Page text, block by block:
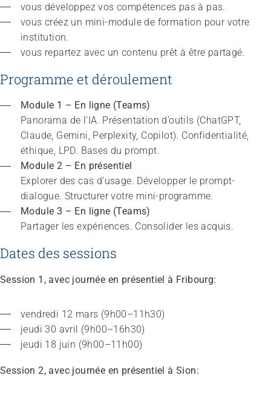
Sans limites!? – Questionner, repousser et dépasser
26.08.2026 Interlaken
vous développez vos compétences pas à pas.
vous créez un mini-module de formation pour votre
institution.
vous repartez avec un contenu prêt à être partagé.
Programme et déroulement
Module 1 – En ligne (Teams)
Panorama de l’IA. Présentation d’outils (ChatGPT,
Claude, Gemini, Perplexity, Copilot). Confidentialité,
éthique, LPD. Bases du prompt.
Module 2 – En présentiel
Explorer des cas d’usage. Développer le prompt-
dialogue. Structurer votre mini-programme.
Module 3 – En ligne (Teams)
Partager les expériences. Consolider les acquis.
Dates des sessions
Session 1, avec journée en présentiel à Fribourg:
vendredi 12 mars (9h00–11h30)
jeudi 30 avril (9h00–16h30)
jeudi 18 juin (9h00–11h00)
Session 2, avec journée en présentiel à Sion: